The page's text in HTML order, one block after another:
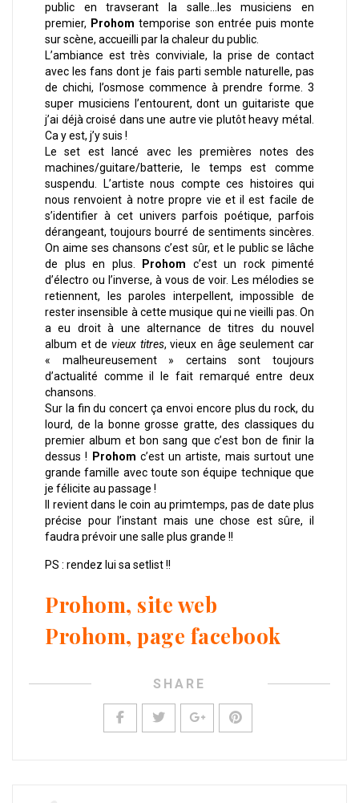
public en travserant la salle…les musiciens en
premier, Prohom temporise son entrée puis monte
sur scène, accueilli par la chaleur du public.
L’ambiance est très conviviale, la prise de contact
avec les fans dont je fais parti semble naturelle, pas
de chichi, l’osmose commence à prendre forme. 3
super musiciens l’entourent, dont un guitariste que
j’ai déjà croisé dans une autre vie plutôt heavy métal.
Ca y est, j’y suis !
Le set est lancé avec les premières notes des
machines/guitare/batterie, le temps est comme
suspendu. L’artiste nous compte ces histoires qui
nous renvoient à notre propre vie et il est facile de
s’identifier à cet univers parfois poétique, parfois
dérangeant, toujours bourré de sentiments sincères.
On aime ses chansons c’est sûr, et le public se lâche
de plus en plus.
Prohom c’est un rock pimenté
d’électro ou l’inverse, à vous de voir. Les mélodies se
retiennent, les paroles interpellent, impossible de
rester insensible à cette musique qui ne vieilli pas. On
a eu droit à une alternance de titres du nouvel
album et de vieux titres, vieux en âge seulement car
« malheureusement » certains sont toujours
d’actualité comme il le fait remarqué entre deux
chansons.
Sur la fin du concert ça envoi encore plus du rock, du
lourd, de la bonne grosse gratte, des classiques du
premier album et bon sang que c’est bon de finir la
dessus !
Prohom c’est un artiste, mais surtout une
grande famille avec toute son équipe technique que
je félicite au passage !
Il revient dans le coin au primtemps, pas de date plus
précise pour l’instant mais une chose est sûre, il
faudra prévoir une salle plus grande !!
PS : rendez lui sa setlist !!
Prohom, site web
Prohom, page facebook
SHARE